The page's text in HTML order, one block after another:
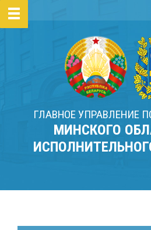
ГЛАВНОЕ УПРАВЛЕНИЕ
МИНСКОГО